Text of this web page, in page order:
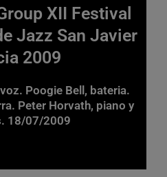
XII Festival
Jazz San Javier
2009
Poogie Bell, bateria.
Peter Horvath, piano y
18/07/2009